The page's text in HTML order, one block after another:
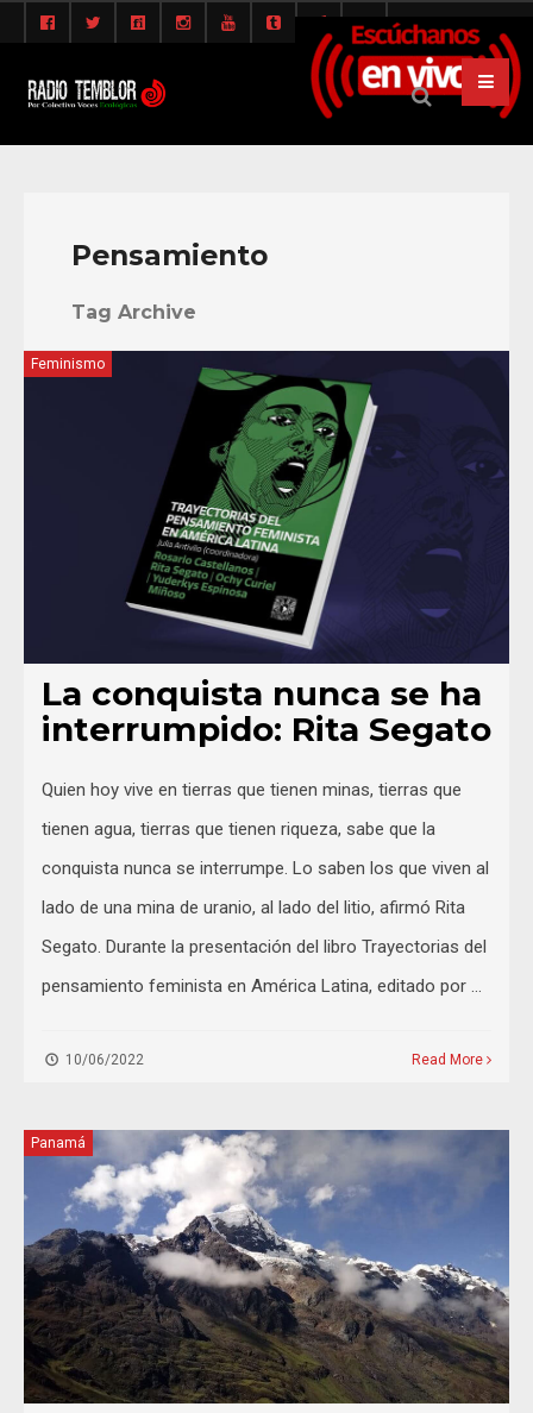
Pensamiento
Tag Archive
Feminismo
La conquista nunca se ha
interrumpido: Rita Segato
Quien hoy vive en tierras que tienen minas, tierras que
tienen agua, tierras que tienen riqueza, sabe que la
conquista nunca se interrumpe. Lo saben los que viven al
lado de una mina de uranio, al lado del litio, afirmó Rita
Segato. Durante la presentación del libro Trayectorias del
pensamiento feminista en América Latina, editado por …
10/06/2022 Read More
Panamá